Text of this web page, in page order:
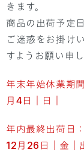
きます。
商品の出荷予定
ご迷惑をお掛け
すようお願い申し
年末年始休業期
月4日｜日｜
年内最終出荷日
12月26日｜金｜